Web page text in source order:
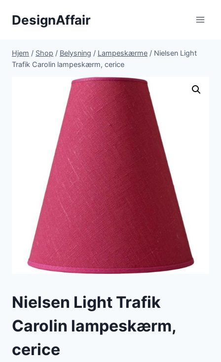
DesignAffair
Hjem / Shop / Belysning / Lampeskærme / Nielsen Light
Trafik Carolin lampeskærm, cerice
Nielsen Light Trafik
Carolin lampeskærm,
cerice